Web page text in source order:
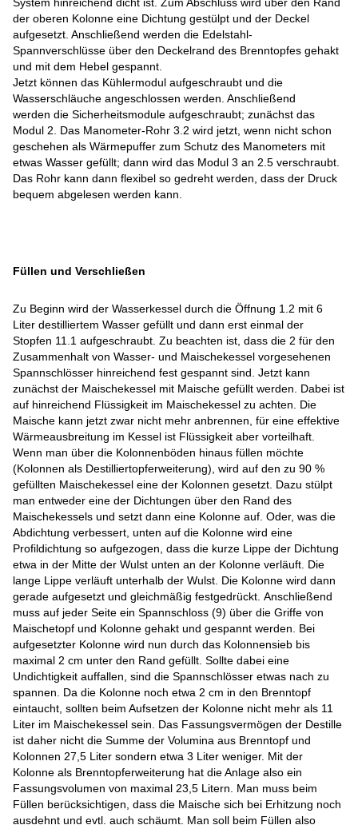
der oberen Kolonne eine Dichtung gestülpt und der Deckel
aufgesetzt. Anschließend werden die Edelstahl-
Spannverschlüsse über den Deckelrand des Brenntopfes gehakt
und mit dem Hebel gespannt.
Jetzt können das Kühlermodul aufgeschraubt und die
Wasserschläuche angeschlossen werden. Anschließend
werden die Sicherheitsmodule aufgeschraubt; zunächst das
Modul 2. Das Manometer-Rohr 3.2 wird jetzt, wenn nicht schon
geschehen als Wärmepuffer zum Schutz des Manometers mit
etwas Wasser gefüllt; dann wird das Modul 3 an 2.5 verschraubt.
Das Rohr kann dann flexibel so gedreht werden, dass der Druck
bequem abgelesen werden kann.
Füllen und Verschließen
Zu Beginn wird der Wasserkessel durch die Öffnung 1.2 mit 6
Liter destilliertem Wasser gefüllt und dann erst einmal der
Stopfen 11.1 aufgeschraubt. Zu beachten ist, dass die 2 für den
Zusammenhalt von Wasser- und Maischekessel vorgesehenen
Spannschlösser hinreichend fest gespannt sind. Jetzt kann
zunächst der Maischekessel mit Maische gefüllt werden. Dabei ist
auf hinreichend Flüssigkeit im Maischekessel zu achten. Die
Maische kann jetzt zwar nicht mehr anbrennen, für eine effektive
Wärmeausbreitung im Kessel ist Flüssigkeit aber vorteilhaft.
Wenn man über die Kolonnenböden hinaus füllen möchte
(Kolonnen als Destilliertopferweiterung), wird auf den zu 90 %
gefüllten Maischekessel eine der Kolonnen gesetzt. Dazu stülpt
man entweder eine der Dichtungen über den Rand des
Maischekessels und setzt dann eine Kolonne auf. Oder, was die
Abdichtung verbessert, unten auf die Kolonne wird eine
Profildichtung so aufgezogen, dass die kurze Lippe der Dichtung
etwa in der Mitte der Wulst unten an der Kolonne verläuft. Die
lange Lippe verläuft unterhalb der Wulst. Die Kolonne wird dann
gerade aufgesetzt und gleichmäßig festgedrückt. Anschließend
muss auf jeder Seite ein Spannschloss (9) über die Griffe von
Maischetopf und Kolonne gehakt und gespannt werden. Bei
aufgesetzter Kolonne wird nun durch das Kolonnensieb bis
maximal 2 cm unter den Rand gefüllt. Sollte dabei eine
Undichtigkeit auffallen, sind die Spannschlösser etwas nach zu
spannen. Da die Kolonne noch etwa 2 cm in den Brenntopf
eintaucht, sollten beim Aufsetzen der Kolonne nicht mehr als 11
Liter im Maischekessel sein. Das Fassungsvermögen der Destille
ist daher nicht die Summe der Volumina aus Brenntopf und
Kolonnen 27,5 Liter sondern etwa 3 Liter weniger. Mit der
Kolonne als Brenntopferweiterung hat die Anlage also ein
Fassungsvolumen von maximal 23,5 Litern. Man muss beim
Füllen berücksichtigen, dass die Maische sich bei Erhitzung noch
ausdehnt und evtl. auch schäumt. Man soll beim Füllen also